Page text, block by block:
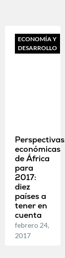
ECONOMÍA Y
DESARROLLO
Perspectivas
económicas
de África
para
2017:
diez
países a
tener en
cuenta
febrero 24,
2017